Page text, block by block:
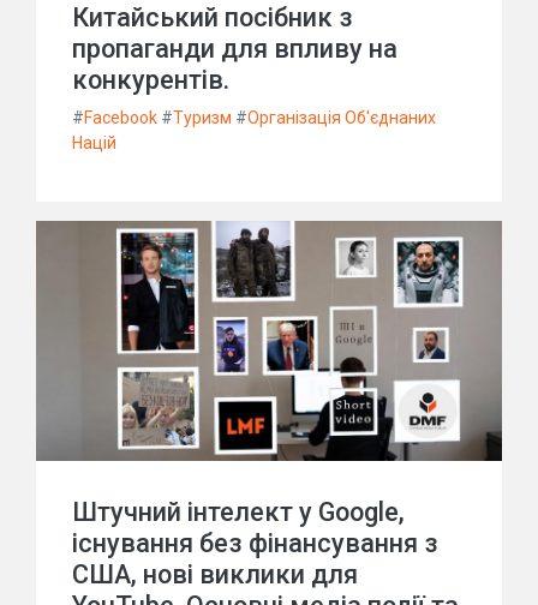
Китайський посібник з
пропаганди для впливу на
конкурентів.
#Facebook #Туризм #Організація Об'єднаних
Націй
Штучний інтелект у Google,
існування без фінансування з
США, нові виклики для